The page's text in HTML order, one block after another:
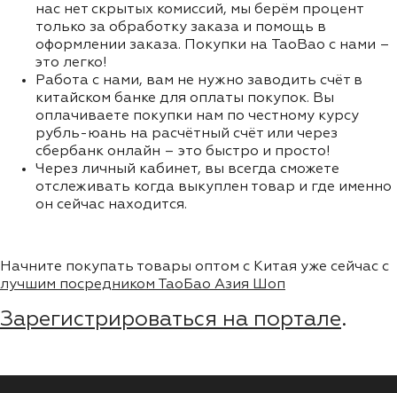
нас нет скрытых комиссий, мы берём процент
только за обработку заказа и помощь в
оформлении заказа. Покупки на TaoBao с нами –
это легко!
Работа с нами, вам не нужно заводить счёт в
китайском банке для оплаты покупок. Вы
оплачиваете покупки нам по честному курсу
рубль-юань на расчётный счёт или через
сбербанк онлайн – это быстро и просто!
Через личный кабинет, вы всегда сможете
отслеживать когда выкуплен товар и где именно
он сейчас находится.
Начните покупать товары оптом с Китая уже сейчас с
лучшим посредником ТаоБао Азия Шоп
Зарегистрироваться на портале.